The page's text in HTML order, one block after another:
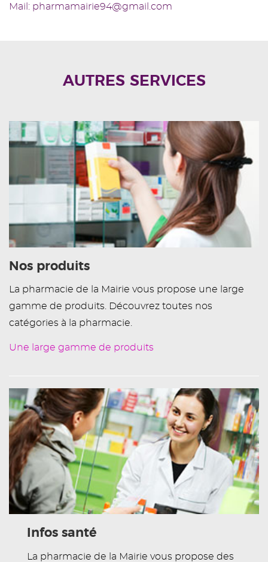
Mail: pharmamairie94@gmail.com
AUTRES SERVICES
Nos produits
La pharmacie de la Mairie vous propose une large
gamme de produits. Découvrez toutes nos
catégories à la pharmacie.
Une large gamme de produits
Infos santé
La pharmacie de la Mairie vous propose des